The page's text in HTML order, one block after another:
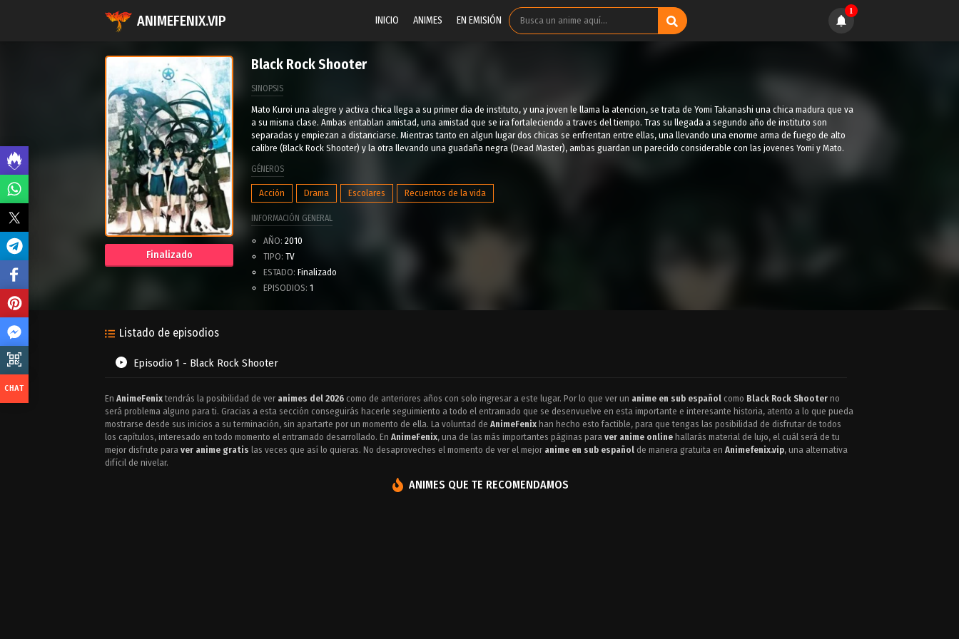
ANIMEFENIX.VIP INICIO ANIMES EN EMISIÓN
1
Finalizado
Black Rock Shooter
SINOPSIS
Mato Kuroi una alegre y activa chica llega a su primer dia de instituto, y una joven le llama la atencion, se trata de Yomi Takanashi una chica madura que va
a su misma clase. Ambas entablan amistad, una amistad que se ira fortaleciendo a traves del tiempo. Tras su llegada a segundo año de instituto son
separadas y empiezan a distanciarse. Mientras tanto en algun lugar dos chicas se enfrentan entre ellas, una llevando una enorme arma de fuego de alto
calibre (Black Rock Shooter) y la otra llevando una guadaña negra (Dead Master), ambas guardan un parecido considerable con las jovenes Yomi y Mato.
GÉNEROS
Acción Drama Escolares Recuentos de la vida
INFORMACIÓN GENERAL
AÑO: 2010
TIPO: TV
ESTADO: Finalizado
EPISODIOS: 1
Listado de episodios
Episodio 1 - Black Rock Shooter
En AnimeFenix tendrás la posibilidad de ver animes del 2026 como de anteriores años con solo ingresar a este lugar. Por lo que ver un anime en sub español como Black Rock Shooter no
será problema alguno para ti. Gracias a esta sección conseguirás hacerle seguimiento a todo el entramado que se desenvuelve en esta importante e interesante historia, atento a lo que pueda
mostrarse desde sus inicios a su terminación, sin apartarte por un momento de ella. La voluntad de AnimeFenix han hecho esto factible, para que tengas las posibilidad de disfrutar de todos
los capítulos, interesado en todo momento el entramado desarrollado. En AnimeFenix, una de las más importantes páginas para ver anime online hallarás material de lujo, el cuál será de tu
mejor disfrute para ver anime gratis las veces que así lo quieras. No desaproveches el momento de ver el mejor anime en sub español de manera gratuita en Animefenix.vip, una alternativa
difícil de nivelar.
ANIMES QUE TE RECOMENDAMOS